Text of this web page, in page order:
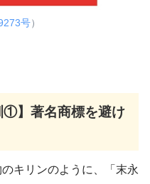
号）
①】著名商標を避け
キリンのように、「末永